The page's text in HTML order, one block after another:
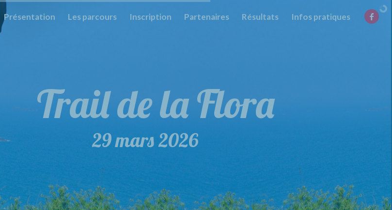
Présentation Les parcours Inscription Partenaires Résultats Infos pratiques
Trail de la Flora
29 mars 2026
Trail de la Flora
29 mars 2026